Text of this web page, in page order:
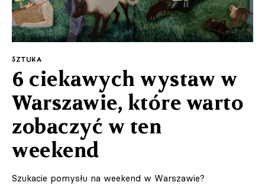
SZTUKA
6 ciekawych wystaw w
Warszawie, które warto
zobaczyć w ten
weekend
Szukacie pomysłu na weekend w Warszawie?